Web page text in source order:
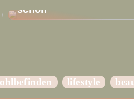
schön
lifestyle